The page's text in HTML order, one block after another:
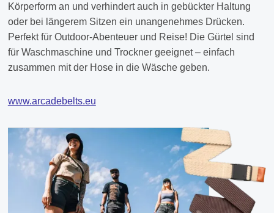
Körperform an und verhindert auch in gebückter Haltung
oder bei längerem Sitzen ein unangenehmes Drücken.
Perfekt für Outdoor-Abenteuer und Reise! Die Gürtel sind
für Waschmaschine und Trockner geeignet – einfach
zusammen mit der Hose in die Wäsche geben.
www.arcadebelts.eu